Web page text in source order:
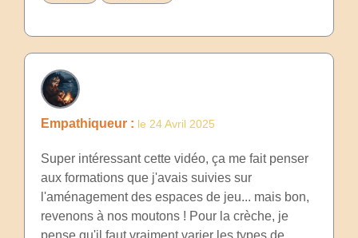
Empathiqueur : le 24 Avril 2025
Super intéressant cette vidéo, ça me fait penser
aux formations que j'avais suivies sur
l'aménagement des espaces de jeu... mais bon,
revenons à nos moutons ! Pour la crèche, je
pense qu'il faut vraiment varier les types de